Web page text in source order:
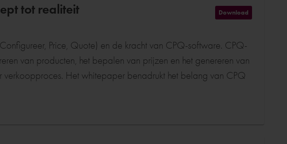
tot realiteit
Price, Quote) en de kracht van CPQ-software. CPQ-
van producten, het bepalen van prijzen en het genereren van
verkoopproces. Het whitepaper benadrukt het belang van CPQ
Download